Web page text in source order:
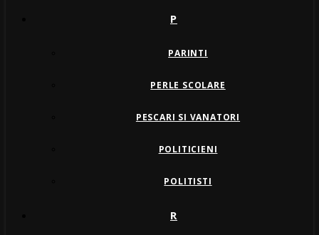
P
PARINTI
PERLE SCOLARE
PESCARI SI VANATORI
POLITICIENI
POLITISTI
R